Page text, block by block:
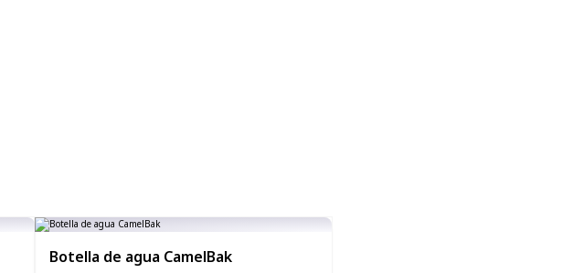
Botella de agua CamelBak